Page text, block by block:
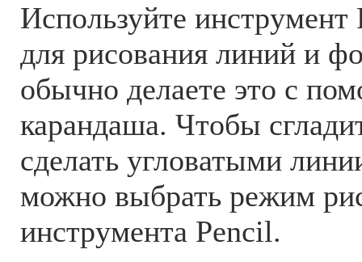
Используйте
для рисования линий и
обычно делаете это с
карандаша. Чтобы
сделать угловатыми
можно выбрать режим
инструмента Pencil.